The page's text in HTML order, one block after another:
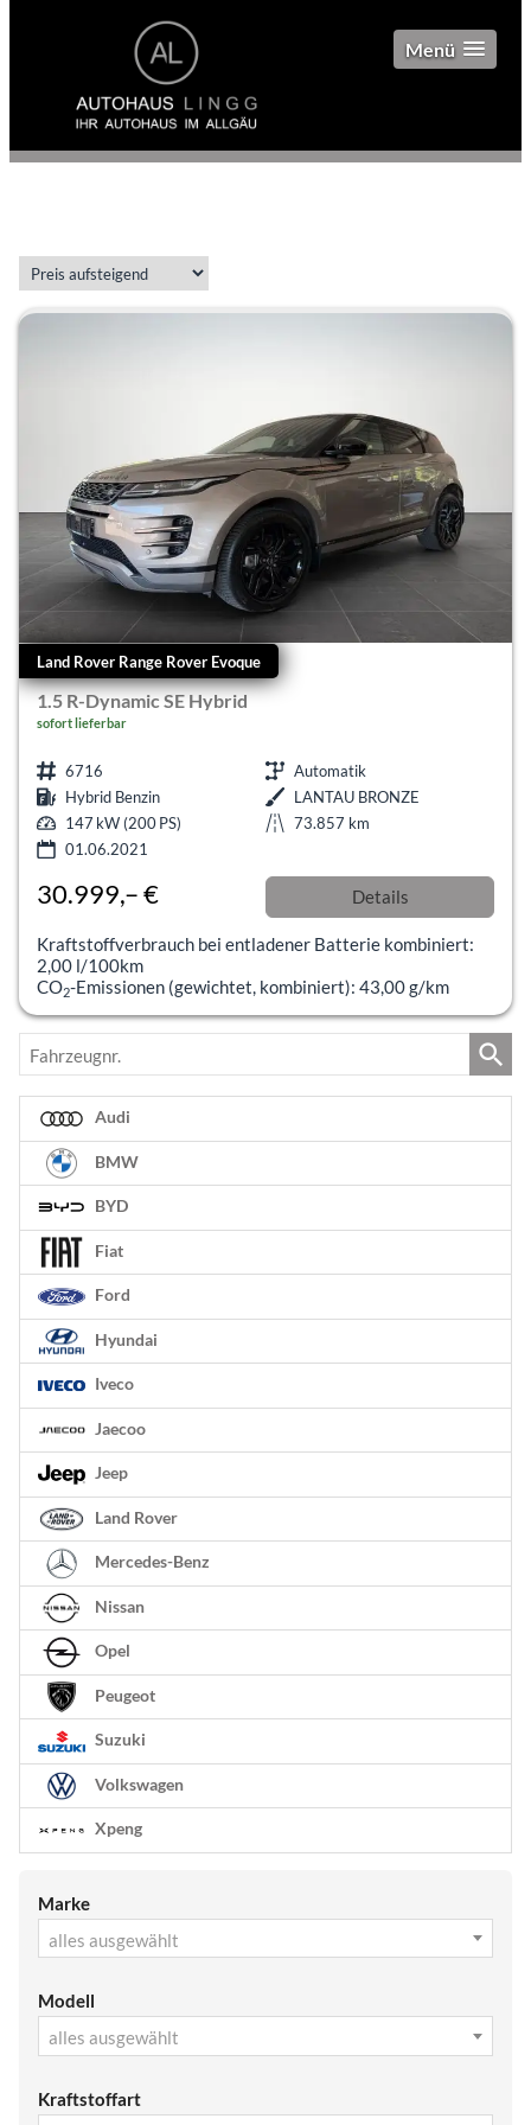
Menü
Land Rover Range Rover Evoque
1.5 R-Dynamic SE Hybrid
sofort lieferbar
6716
Automatik
Hybrid Benzin
LANTAU BRONZE
147 kW (200 PS)
73.857 km
01.06.2021
30.999,– € Details
Kraftstoffverbrauch bei entladener Batterie kombiniert:
2,00 l/100km
CO2-Emissionen (gewichtet, kombiniert): 43,00 g/km
Fahrzeugnr.
Audi
BMW
BYD
Fiat
Ford
Hyundai
Iveco
Jaecoo
Jeep
Land Rover
Mercedes-Benz
Nissan
Opel
Peugeot
Suzuki
Volkswagen
Xpeng
Marke
alles ausgewählt
Modell
alles ausgewählt
Kraftstoffart